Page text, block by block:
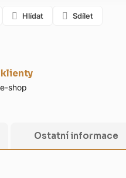
Hlídat Sdílet
klienty
shop
Ostatní informace